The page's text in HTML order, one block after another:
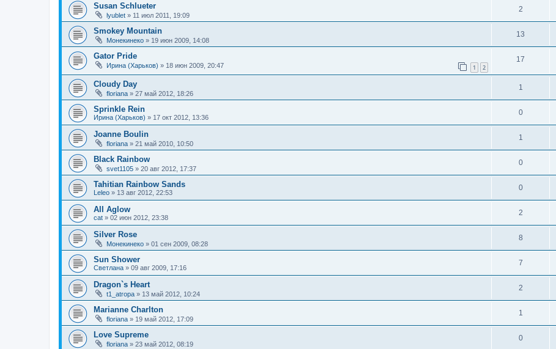
Susan Schlueter
lyublet » 11 июл 2011, 19:09
2
Smokey Mountain
Монекинеко » 19 июн 2009, 14:08
13
Gator Pride
Ирина (Харьков) » 18 июн 2009, 20:47 1 2
17
Cloudy Day
floriana » 27 май 2012, 18:26
1
Sprinkle Rein
Ирина (Харьков) » 17 окт 2012, 13:36
0
Joanne Boulin
floriana » 21 май 2010, 10:50
1
Black Rainbow
svet1105 » 20 авг 2012, 17:37
0
Tahitian Rainbow Sands
Leleo » 13 авг 2012, 22:53
0
All Aglow
cat » 02 июн 2012, 23:38
2
Silver Rose
Монекинеко » 01 сен 2009, 08:28
8
Sun Shower
Светлана » 09 авг 2009, 17:16
7
Dragon`s Heart
t1_atropa » 13 май 2012, 10:24
2
Marianne Charlton
floriana » 19 май 2012, 17:09
1
Love Supreme
floriana » 23 май 2012, 08:19
0